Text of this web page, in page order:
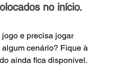
no início.
jogo e precisa jogar
algum cenário? Fique à
ainda fica disponível.